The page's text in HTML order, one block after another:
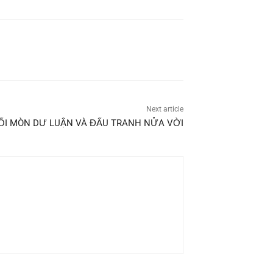
Next article
MÒN DƯ LUẬN VÀ ĐẤU TRANH NỬA VỜI